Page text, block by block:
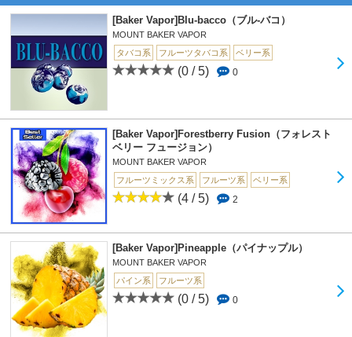
[Baker Vapor]Blu-bacco（ブル-バコ）
MOUNT BAKER VAPOR
タバコ系
フルーツタバコ系 ベリー系
(0 / 5) 0
[Baker Vapor]Forestberry Fusion（フォレスト
ベリー フュージョン）
MOUNT BAKER VAPOR
フルーツミックス系
フルーツ系 ベリー系
(4 / 5) 2
[Baker Vapor]Pineapple（パイナップル）
MOUNT BAKER VAPOR
パイン系
フルーツ系
(0 / 5) 0